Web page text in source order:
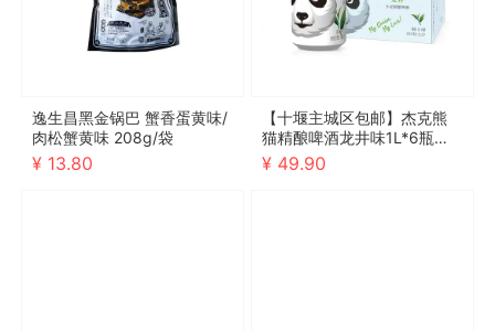
逸生昌黑金锅巴 蟹香蛋黄味/
肉松蟹黄味 208g/袋
¥ 13.80
【十堰主城区包邮】杰克熊
猫精酿啤酒龙井味1L*6瓶（2
026年10月4号到期，介意勿
¥ 49.90